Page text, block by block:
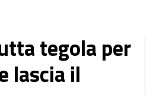
tegola per
lascia il